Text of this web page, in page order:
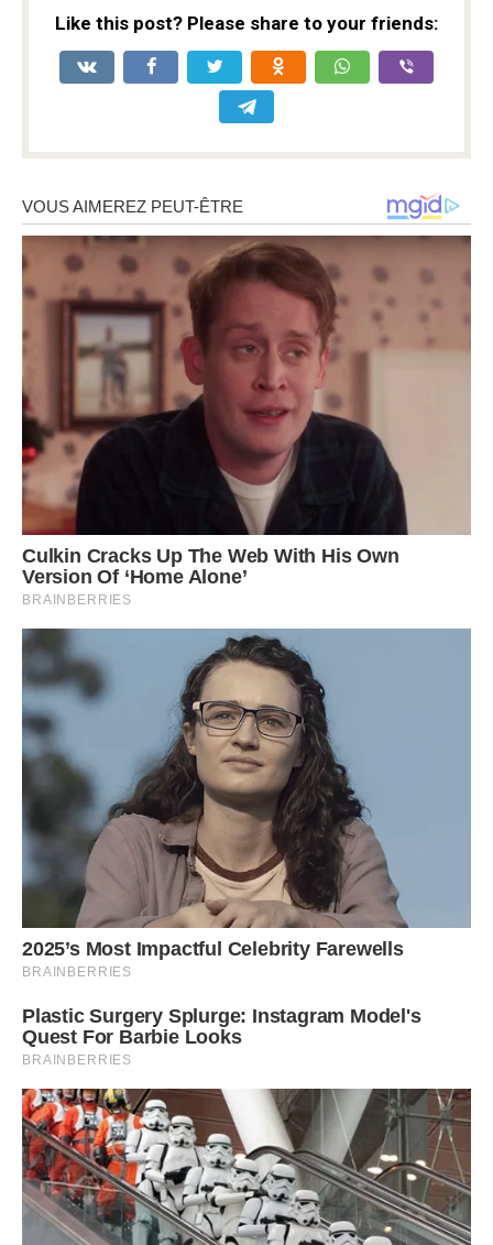
Like this post? Please share to your friends: